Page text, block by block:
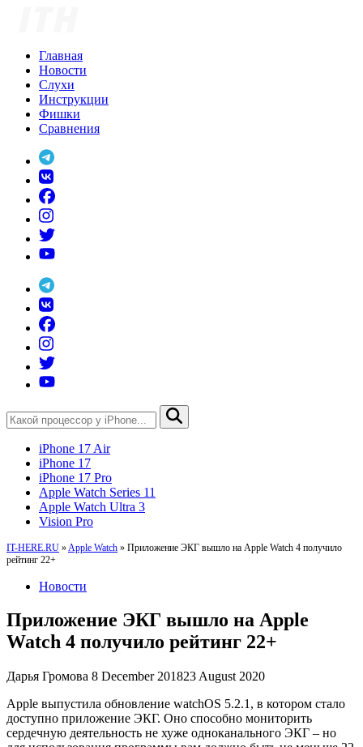
Главная
Новости
Слухи
Инструкции
Фишки
Сравнения
iPhone 17 Air
iPhone 17
iPhone 17 Pro
Apple Watch Series 11
Apple Watch Ultra 3
Vision Pro
IT-HERE.RU » Apple Watch » Приложение ЭКГ вышло на Apple Watch 4 получило
рейтинг 22+
Новости
Приложение ЭКГ вышло на Apple
Watch 4 получило рейтинг 22+
Дарья Громова 8 December 201823 August 2020
Apple выпустила обновление watchOS 5.2.1, в котором стало
доступно приложение ЭКГ. Оно способно мониторить
сердечную деятельность не хуже одноканального ЭКГ – но